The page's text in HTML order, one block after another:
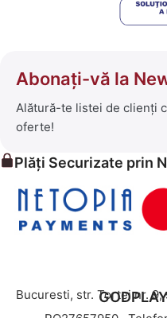
Abonați-vă la
Alătură-te listei de clienți
oferte!
Plăți Securizate prin
Bucuresti, str. Tortei nr. 9,